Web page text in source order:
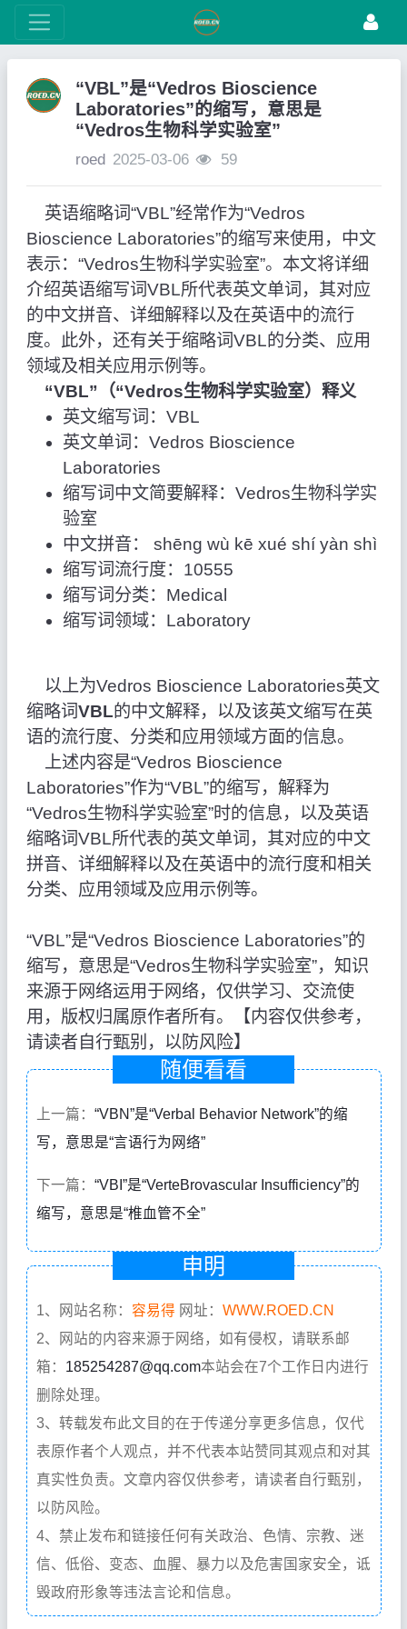
“VBL”是“Vedros Bioscience
Laboratories”的缩写，意思是
“Vedros生物科学实验室”
roed 2025-03-06 59
英语缩略词“VBL”经常作为“Vedros
Bioscience Laboratories”的缩写来使用，中文
表示：“Vedros生物科学实验室”。本文将详细
介绍英语缩写词VBL所代表英文单词，其对应
的中文拼音、详细解释以及在英语中的流行
度。此外，还有关于缩略词VBL的分类、应用
领域及相关应用示例等。
“VBL”（“Vedros生物科学实验室）释义
英文缩写词：VBL
英文单词：Vedros Bioscience
Laboratories
缩写词中文简要解释：Vedros生物科学实
验室
中文拼音： shēng wù kē xué shí yàn shì
缩写词流行度：10555
缩写词分类：Medical
缩写词领域：Laboratory
以上为Vedros Bioscience Laboratories英文
缩略词VBL的中文解释，以及该英文缩写在英
语的流行度、分类和应用领域方面的信息。
上述内容是“Vedros Bioscience
Laboratories”作为“VBL”的缩写，解释为
“Vedros生物科学实验室”时的信息，以及英语
缩略词VBL所代表的英文单词，其对应的中文
拼音、详细解释以及在英语中的流行度和相关
分类、应用领域及应用示例等。
“VBL”是“Vedros Bioscience Laboratories”的
缩写，意思是“Vedros生物科学实验室”，知识
来源于网络运用于网络，仅供学习、交流使
用，版权归属原作者所有。【内容仅供参考，
请读者自行甄别，以防风险】
随便看看
上一篇： “VBN”是“Verbal Behavior Network”的缩
写，意思是“言语行为网络”
下一篇： “VBI”是“VerteBrovascular Insufficiency”的
缩写，意思是“椎血管不全”
申明
1、网站名称： 容易得 网址： WWW.ROED.CN
2、网站的内容来源于网络，如有侵权，请联系邮
箱： 185254287@qq.com本站会在7个工作日内进行
删除处理。
3、转载发布此文目的在于传递分享更多信息，仅代
表原作者个人观点，并不代表本站赞同其观点和对其
真实性负责。文章内容仅供参考，请读者自行甄别，
以防风险。
4、禁止发布和链接任何有关政治、色情、宗教、迷
信、低俗、变态、血腥、暴力以及危害国家安全，诋
毁政府形象等违法言论和信息。